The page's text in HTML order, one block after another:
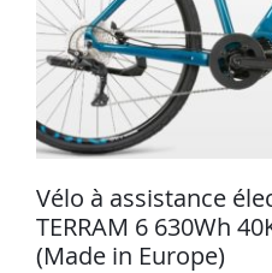
Vélo à assistance
TERRAM 6 630Wh
(Made in Europe)